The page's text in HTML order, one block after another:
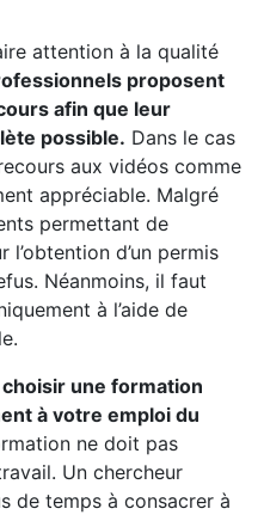
attention à la qualité
proposent
afin que leur
possible. Dans le cas
aux vidéos comme
appréciable. Malgré
permettant de
d’un permis
Néanmoins, il faut
à l’aide de
choisir une formation
à votre emploi du
ne doit pas
Un chercheur
de temps à consacrer à